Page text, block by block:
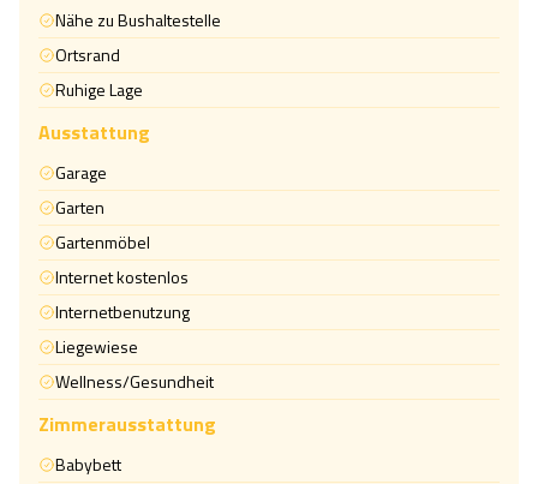
Nähe zu Bushaltestelle
Ortsrand
Ruhige Lage
Ausstattung
Garage
Garten
Gartenmöbel
Internet kostenlos
Internetbenutzung
Liegewiese
Wellness/Gesundheit
Zimmerausstattung
Babybett